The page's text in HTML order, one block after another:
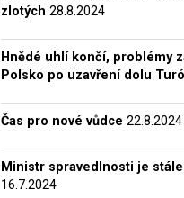
zlotých 28.8.2024
Hnědé uhlí končí, problémy
Polsko po uzavření dolu
Čas pro nové vůdce 22.8.2024
Ministr spravedlnosti je
16.7.2024